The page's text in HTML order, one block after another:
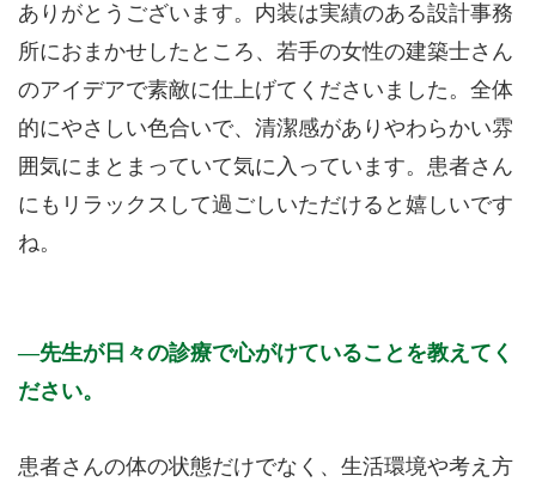
ありがとうございます。内装は実績のある設計事務
所におまかせしたところ、若手の女性の建築士さん
のアイデアで素敵に仕上げてくださいました。全体
的にやさしい色合いで、清潔感がありやわらかい雰
囲気にまとまっていて気に入っています。患者さん
にもリラックスして過ごしいただけると嬉しいです
ね。
先生が日々の診療で心がけていることを教えてく
ださい。
患者さんの体の状態だけでなく、生活環境や考え方